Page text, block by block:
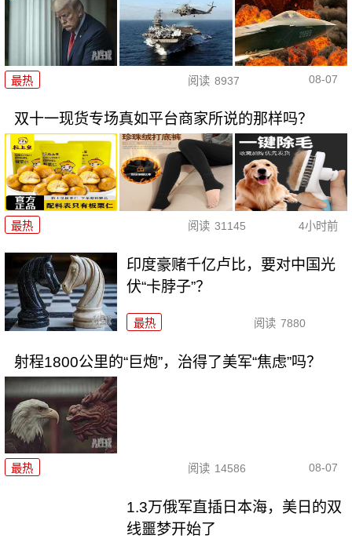
最热 阅读 8937 08-07
双十一现货专场真如平台商家所说的那样吗？
最热 阅读 31145 4小时前
印度豪赌千亿卢比，要对中国光
伏“卡脖子”？
最热 阅读 7880
射程1800公里的“巨炮”，治得了美军“焦虑”吗？
最热 阅读 14586 08-07
1.3万俄军直插日本海，美日的双
线噩梦开始了